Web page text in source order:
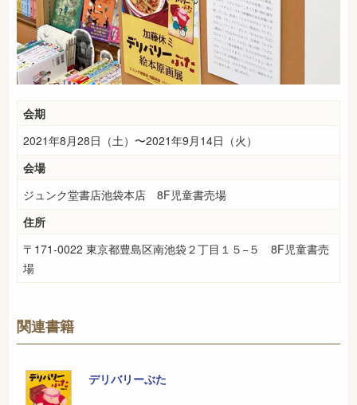
会期
2021年8月28日（土）〜2021年9月14日（火）
会場
ジュンク堂書店池袋本店 8F児童書売場
住所
〒171-0022 東京都豊島区南池袋２丁目１５−５ 8F児童書売
場
関連書籍
デリバリーぶた